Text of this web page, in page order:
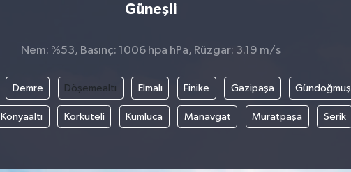
Güneşli
Nem: %53, Basınç: 1006 hpa hPa, Rüzgar: 3.19 m/s
Demre Döşemealtı Elmalı Finike Gazipaşa Gündoğmuş
Konyaaltı Korkuteli Kumluca Manavgat Muratpaşa Serik